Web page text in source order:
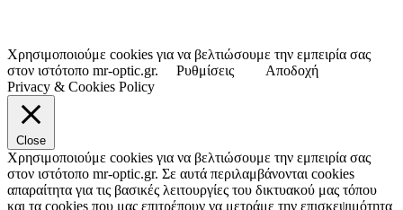
Χρησιμοποιούμε cookies για να βελτιώσουμε την εμπειρία σας
στον ιστότοπο mr-optic.gr.
Ρυθμίσεις
Αποδοχή
Privacy & Cookies Policy
Close
Χρησιμοποιούμε cookies για να βελτιώσουμε την εμπειρία σας
στον ιστότοπο mr-optic.gr. Σε αυτά περιλαμβάνονται cookies
απαραίτητα για τις βασικές λειτουργίες του δικτυακού μας τόπου
και τα cookies που μας επιτρέπουν να μετράμε την επισκεψιμότητα